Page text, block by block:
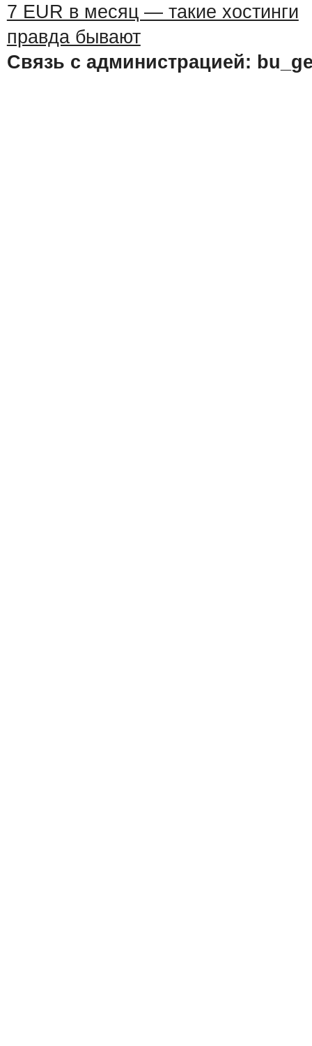
Связь с администрацией: